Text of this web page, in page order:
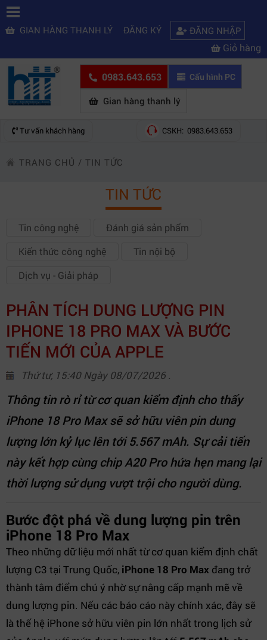
GIAN HÀNG THANH LÝ ĐĂNG KÝ ĐĂNG NHẬP
Giỏ hàng
0983.643.653 Cấu hình PC
Gian hàng thanh lý
Tư vấn khách hàng CSKH: 0983.643.653
TRANG CHỦ / TIN TỨC
TIN TỨC
Tin công nghệ
Đánh giá sản phẩm
Kiến thức công nghệ
Tin nội bộ
Dịch vụ - Giải pháp
PHÂN TÍCH DUNG LƯỢNG PIN
IPHONE 18 PRO MAX VÀ BƯỚC
TIẾN MỚI CỦA APPLE
Thứ tư, 15:40 Ngày 08/07/2026 .
Thông tin rò rỉ từ cơ quan kiểm định cho thấy
iPhone 18 Pro Max sẽ sở hữu viên pin dung
lượng lớn kỷ lục lên tới 5.567 mAh. Sự cải tiến
này kết hợp cùng chip A20 Pro hứa hẹn mang lại
thời lượng sử dụng vượt trội cho người dùng.
Bước đột phá về dung lượng pin trên
iPhone 18 Pro Max
Theo những dữ liệu mới nhất từ cơ quan kiểm định chất
lượng C3 tại Trung Quốc, iPhone 18 Pro Max đang trở
thành tâm điểm chú ý nhờ sự nâng cấp mạnh mẽ về
dung lượng pin. Nếu các báo cáo này chính xác, đây sẽ
là thế hệ iPhone sở hữu viên pin lớn nhất trong lịch sử